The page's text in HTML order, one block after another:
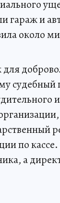
гараж и
около
для
по
а